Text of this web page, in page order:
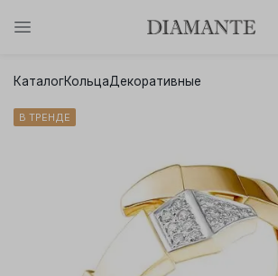
Осталось:
КаталогКольцаДекоративные
В ТРЕНДЕ